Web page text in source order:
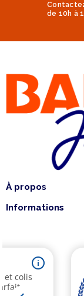
de 10h à
À propos
Informations